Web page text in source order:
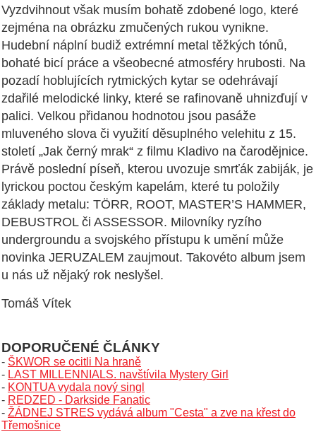
Vyzdvihnout však musím bohatě zdobené logo, které
zejména na obrázku zmučených rukou vynikne.
Hudební náplní budiž extrémní metal těžkých tónů,
bohaté bicí práce a všeobecné atmosféry hrubosti. Na
pozadí hoblujících rytmických kytar se odehrávají
zdařilé melodické linky, které se rafinovaně uhnizďují v
palici. Velkou přidanou hodnotou jsou pasáže
mluveného slova či využití děsuplného velehitu z 15.
století „Jak černý mrak“ z filmu Kladivo na čarodějnice.
Právě poslední píseň, kterou uvozuje smrťák zabiják, je
lyrickou poctou českým kapelám, které tu položily
základy metalu: TÖRR, ROOT, MASTER’S HAMMER,
DEBUSTROL či ASSESSOR. Milovníky ryzího
undergroundu a svojského přístupu k umění může
novinka JERUZALEM zaujmout. Takovéto album jsem
u nás už nějaký rok neslyšel.
Tomáš Vítek
DOPORUČENÉ ČLÁNKY
- ŠKWOR se ocitli Na hraně
- LAST MILLENNIALS. navštívila Mystery Girl
- KONTUA vydala nový singl
- REDZED - Darkside Fanatic
- ŽÁDNEJ STRES vydává album "Cesta" a zve na křest do
Třemošnice